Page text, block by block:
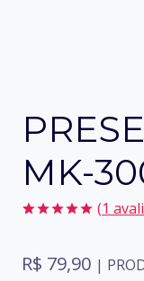
MK-
de 5, com
baseado em
(1
R$ 79,90 |